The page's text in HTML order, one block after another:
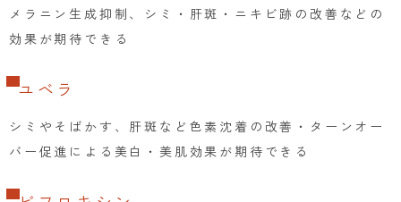
メラニン生成抑制、シミ・肝斑・ニキビ跡の改善などの
効果が期待できる
ユベラ
シミやそばかす、肝斑など色素沈着の改善・ターンオー
バー促進による美白・美肌効果が期待できる